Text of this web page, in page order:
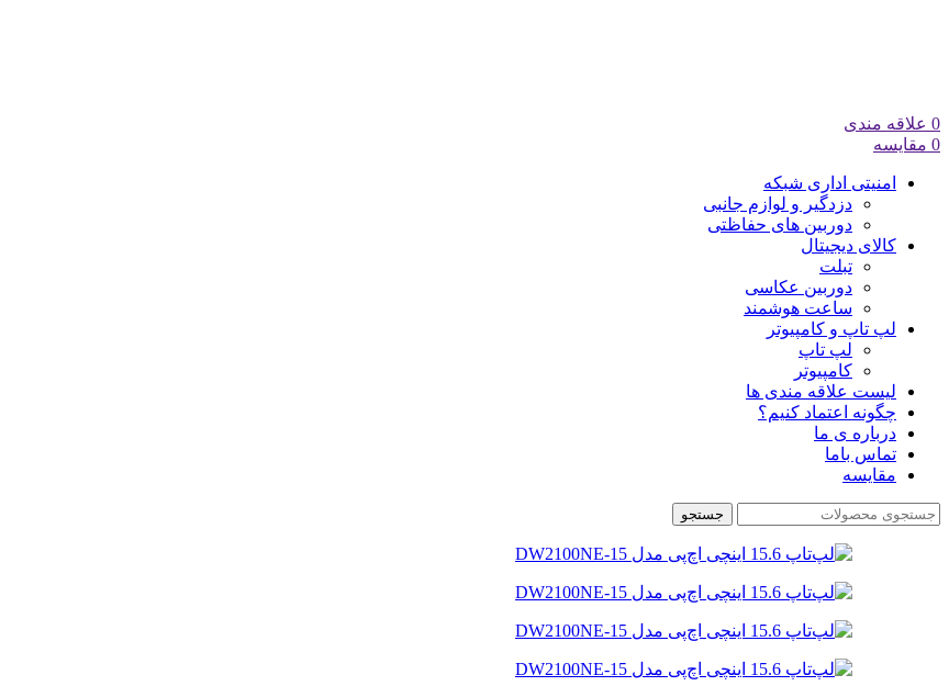
0 علاقه مندی
0 مقایسه
امنیتی اداری شبکه
دزدگیر و لوازم جانبی
دوربین های حفاظتی
کالای دیجیتال
تبلت
دوربین عکاسی
ساعت هوشمند
لپ تاپ و کامپیوتر
لپ تاپ
کامپیوتر
لیست علاقه مندی ها
چگونه اعتماد کنیم؟
درباره ی ما
تماس باما
مقایسه
جستجو